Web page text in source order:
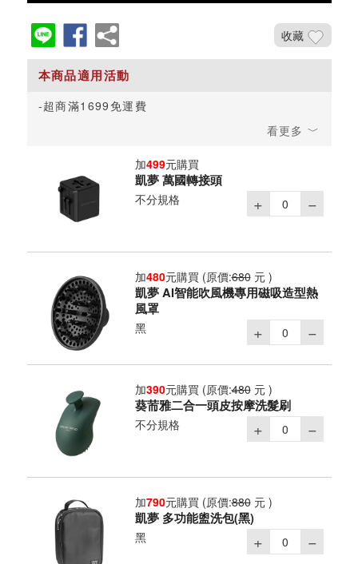
收藏
超商滿1699免運費
加499元購買
凱夢 萬國轉接頭
不分規格
加480元購買 (原價:680元 )
凱夢 AI智能吹風機專用磁吸造型熱
風罩
黑
加390元購買 (原價:480元 )
葵荋雅二合一頭皮按摩洗髮刷
不分規格
加790元購買 (原價:880元 )
凱夢 多功能盥洗包(黑)
黑